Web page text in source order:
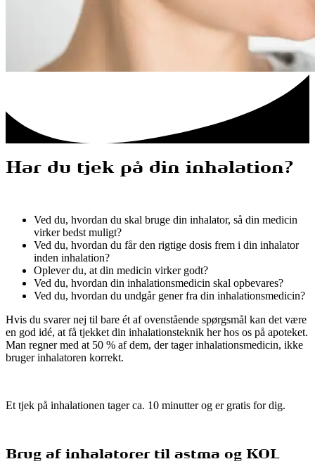
Har du tjek på din inhalation?
Ved du, hvordan du skal bruge din inhalator, så din medicin
virker bedst muligt?
Ved du, hvordan du får den rigtige dosis frem i din inhalator
inden inhalation?
Oplever du, at din medicin virker godt?
Ved du, hvordan din inhalationsmedicin skal opbevares?
Ved du, hvordan du undgår gener fra din inhalationsmedicin?
Hvis du svarer nej til bare ét af ovenstående spørgsmål kan det være
en god idé, at få tjekket din inhalationsteknik her hos os på apoteket.
Man regner med at 50 % af dem, der tager inhalationsmedicin, ikke
bruger inhalatoren korrekt.
Et tjek på inhalationen tager ca. 10 minutter og er gratis for dig.
Brug af inhalatorer til astma og KOL